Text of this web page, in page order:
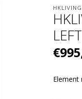
HKLIVING
Element